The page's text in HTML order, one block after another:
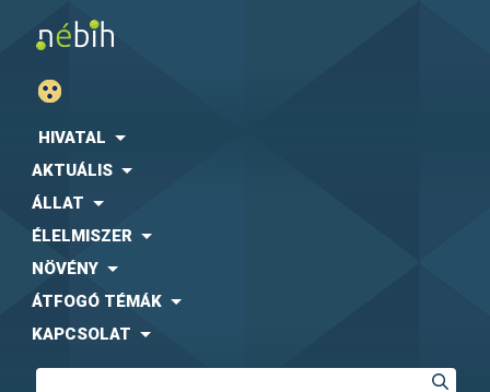
HIVATAL
AKTUÁLIS
ÁLLAT
ÉLELMISZER
NÖVÉNY
ÁTFOGÓ TÉMÁK
KAPCSOLAT